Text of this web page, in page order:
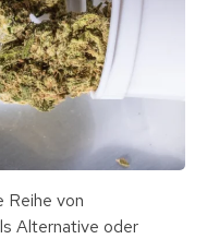
Reihe von
Alternative oder